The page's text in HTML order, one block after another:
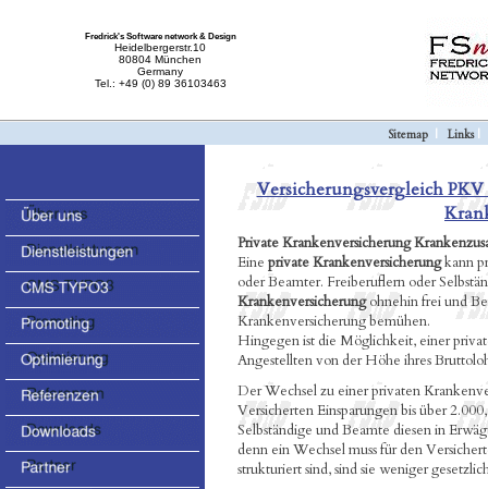
Fredrick's Software network & Design
Heidelbergerstr.10
80804 München
Germany
Tel.: +49 (0) 89 36103463
Sitemap | Links
Versicherungsvergleich
Private Krankenversicherung
Eine private Krankenversicherungkann
oder Beamter. Freiberuflern oder
Krankenversicherungohnehin frei und
Krankenversicherung bemühen.
Hingegen ist die Möglichkeit, einer
Angestellten von der Höhe ihres
Der Wechsel zu einer privaten
Versicherten Einsparungen bis über
Selbständige und Beamte diesen in
denn ein Wechsel muss für den
strukturiert sind, sind sie weniger